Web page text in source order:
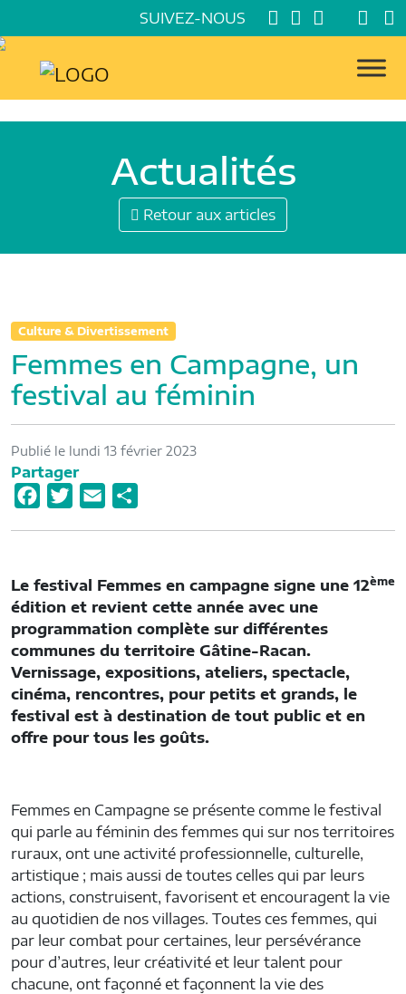
SUIVEZ-NOUS
Actualités
Retour aux articles
Culture & Divertissement
Femmes en Campagne, un
festival au féminin
Publié le lundi 13 février 2023
Partager
b
o
o
k
t
e
r
l
a
g
e
r
Le festival Femmes en campagne signe une 12ème
édition et revient cette année avec une
programmation complète sur différentes
communes du territoire Gâtine-Racan.
Vernissage, expositions, ateliers, spectacle,
cinéma, rencontres, pour petits et grands, le
festival est à destination de tout public et en
offre pour tous les goûts.
Femmes en Campagne se présente comme le festival
qui parle au féminin des femmes qui sur nos territoires
ruraux, ont une activité professionnelle, culturelle,
artistique ; mais aussi de toutes celles qui par leurs
actions, construisent, favorisent et encouragent la vie
au quotidien de nos villages. Toutes ces femmes, qui
par leur combat pour certaines, leur persévérance
pour d’autres, leur créativité et leur talent pour
chacune, ont façonné et façonnent la vie des